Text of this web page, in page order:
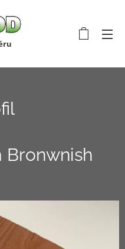
Bronwnish